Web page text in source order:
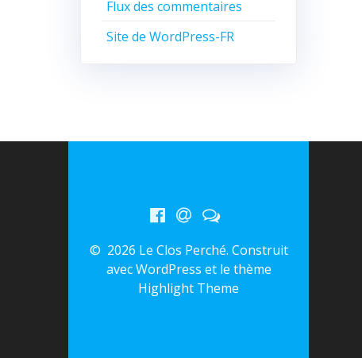
Flux des commentaires
Site de WordPress-FR
© 2026 Le Clos Perché. Construit
avec WordPress et le thème
Highlight Theme